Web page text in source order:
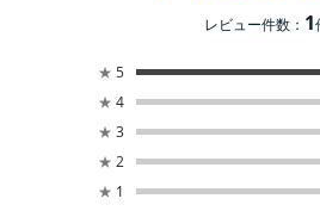
レビュー件数： 1
★ 5
★ 4
★ 3
★ 2
★ 1